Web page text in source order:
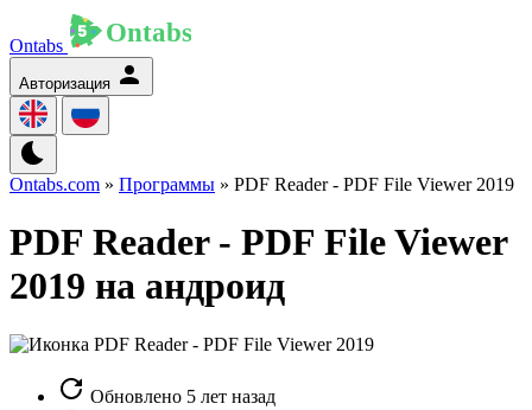
Ontabs
Авторизация
Ontabs.com » Программы » PDF Reader - PDF File Viewer 2019
PDF Reader - PDF File Viewer
2019 на андроид
Обновлено 5 лет назад